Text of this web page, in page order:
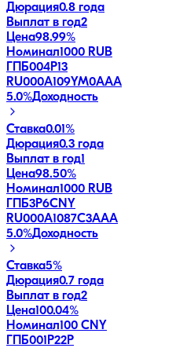
Дюрация0.8 года
Выплат в год2
Цена98.99%
Номинал1000 RUB
ГПБ004Р13
RU000A109YM0AAA
5.0%Доходность
Ставка0.01%
Дюрация0.3 года
Выплат в год1
Цена98.50%
Номинал1000 RUB
ГПБ3P6CNY
RU000A1087C3AAA
5.0%Доходность
Ставка5%
Дюрация0.7 года
Выплат в год2
Цена100.04%
Номинал100 CNY
ГПБ001P22P